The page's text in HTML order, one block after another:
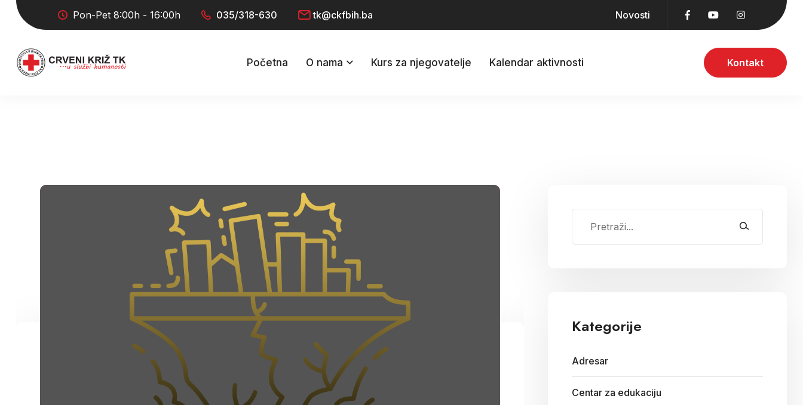
Pon-Pet 8:00h - 16:00h 035/318-630 tk@ckfbih.ba Novosti
Početna O nama Kurs za njegovatelje Kalendar aktivnosti Kontakt
Kategorije
Adresar
Centar za edukaciju